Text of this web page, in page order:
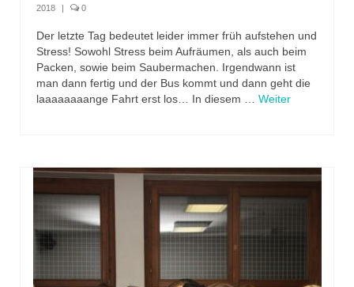
2018
| 0
Der letzte Tag bedeutet leider immer früh aufstehen und
Stress! Sowohl Stress beim Aufräumen, als auch beim
Packen, sowie beim Saubermachen. Irgendwann ist
man dann fertig und der Bus kommt und dann geht die
laaaaaaaange Fahrt erst los… In diesem … Weiter